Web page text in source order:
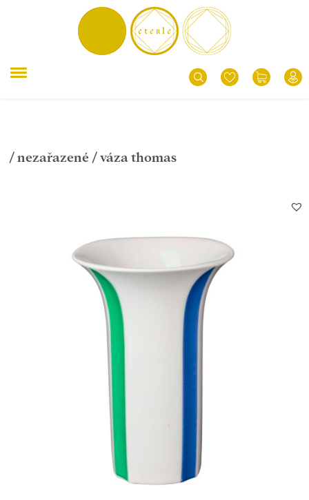
/ nezařazené / váza thomas